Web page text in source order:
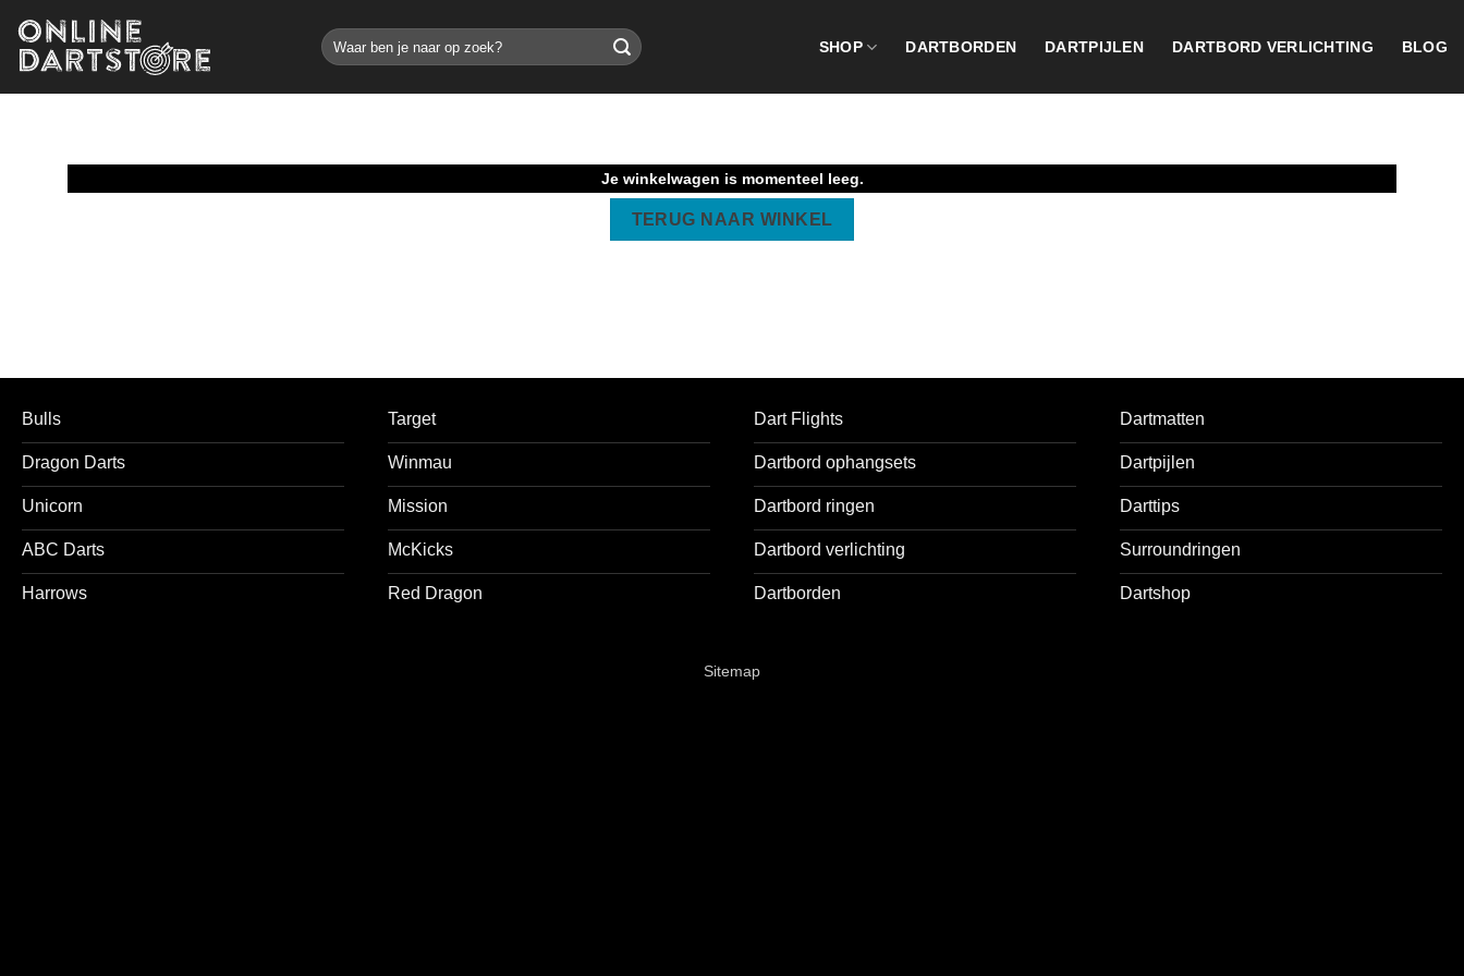
naar
inhoud
Zoeken
naar:
SHOP DARTBORDEN DARTPIJLEN DARTBORD VERLICHTING BLOG
Je winkelwagen is momenteel leeg.
TERUG NAAR WINKEL
Bulls
Dragon Darts
Unicorn
ABC Darts
Harrows
Target
Winmau
Mission
McKicks
Red Dragon
Dart Flights
Dartbord ophangsets
Dartbord ringen
Dartbord verlichting
Dartborden
Dartmatten
Dartpijlen
Darttips
Surroundringen
Dartshop
Sitemap